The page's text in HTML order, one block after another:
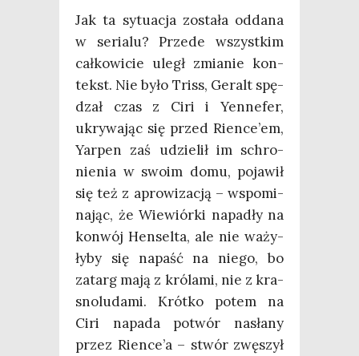
Jak ta sytu­acja zosta­ła odda­na
w seria­lu? Przede wszyst­kim
cał­ko­wi­cie uległ zmia­nie kon­
tekst. Nie było Triss, Geralt spę­
dzał czas z Ciri i Yen­ne­fer,
ukry­wa­jąc się przed Rience’em,
Yar­pen zaś udzie­lił im schro­
nie­nia w swo­im domu, poja­wił
się też z apro­wi­za­cją – wspo­mi­
na­jąc, że Wie­wiór­ki napa­dły na
kon­wój Hen­sel­ta, ale nie waży­
ły­by się napaść na nie­go, bo
zatarg mają z kró­la­mi, nie z kra­
sno­lu­da­mi. Krót­ko potem na
Ciri napa­da potwór nasła­ny
przez Rience’a – stwór zwę­szył